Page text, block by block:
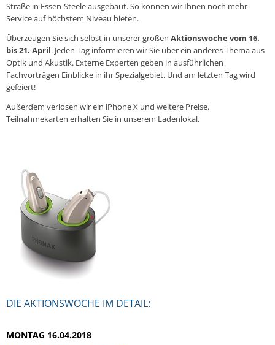
Straße in Essen-Steele ausgebaut. So können wir Ihnen noch mehr
Service auf höchstem Niveau bieten.
Überzeugen Sie sich selbst in unserer großen Aktionswoche vom 16.
bis 21. April. Jeden Tag informieren wir Sie über ein anderes Thema aus
Optik und Akustik. Externe Experten geben in ausführlichen
Fachvorträgen Einblicke in ihr Spezialgebiet. Und am letzten Tag wird
gefeiert!
Außerdem verlosen wir ein iPhone X und weitere Preise.
Teilnahmekarten erhalten Sie in unserem Ladenlokal.
DIE AKTIONSWOCHE IM DETAIL:
MONTAG 16.04.2018